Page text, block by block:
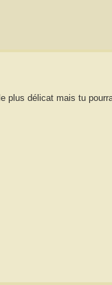
plus délicat mais tu